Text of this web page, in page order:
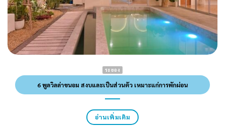
ระยอง
6 พูลวิลล่าขนอม สงบและเป็นส่วนตัว เหมาะแก่การพักผ่อน
อ่านเพิ่มเติม